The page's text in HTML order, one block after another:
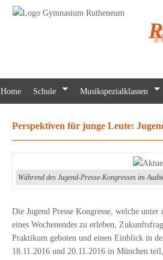
R
Home Schule Musikspezialklassen
Perspektiven für junge Leute:
Während des Jugend-Presse-Kongresses im
Die Jugend Presse Kongresse, welche
eines Wochenendes zu erleben,
Praktikum geboten und einen Einblick in
18.11.2016 und 20.11.2016 in München